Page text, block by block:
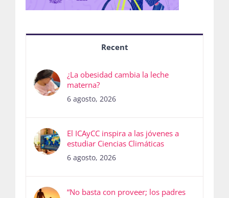
Recent
¿La obesidad cambia la leche
materna?
6 agosto, 2026
El ICAyCC inspira a las jóvenes a
estudiar Ciencias Climáticas
6 agosto, 2026
“No basta con proveer; los padres